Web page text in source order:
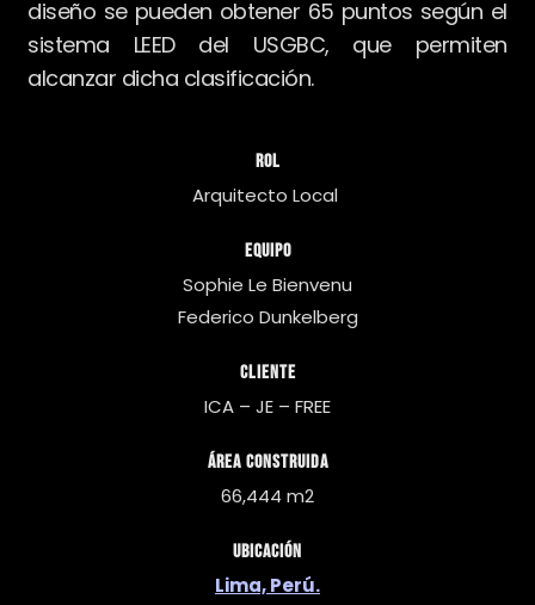
diseño se pueden obtener 65 puntos según el
sistema LEED del USGBC, que permiten
alcanzar dicha clasificación.
Rol
Arquitecto Local
Equipo
Sophie Le Bienvenu
Federico Dunkelberg
Cliente
ICA – JE – FREE
Área construida
66,444 m2
Ubicación
Lima, Perú.